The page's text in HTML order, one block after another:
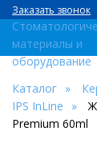
Заказать звонок
Каталог
IPS InLine
Premium 60ml